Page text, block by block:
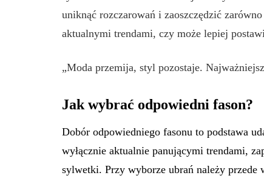
uniknąć rozczarowań i zaoszczędzić
aktualnymi trendami, czy może lepiej
„Moda przemija, styl pozostaje.
Jak wybrać odpowiedni fason?
Dobór odpowiedniego fasonu to podstawa
wyłącznie aktualnie panującymi trendami,
sylwetki. Przy wyborze ubrań należy